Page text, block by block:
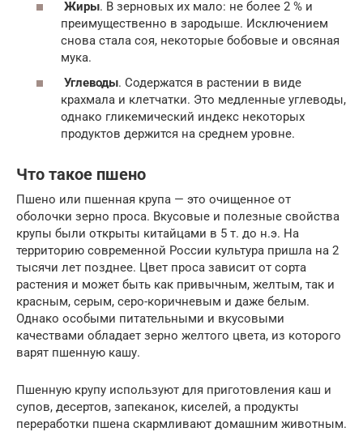
Жиры. В зерновых их мало: не более 2 % и
преимущественно в зародыше. Исключением
снова стала соя, некоторые бобовые и овсяная
мука.
Углеводы. Содержатся в растении в виде
крахмала и клетчатки. Это медленные углеводы,
однако гликемический индекс некоторых
продуктов держится на среднем уровне.
Что такое пшено
Пшено или пшенная крупа — это очищенное от
оболочки зерно проса. Вкусовые и полезные свойства
крупы были открыты китайцами в 5 т. до н.э. На
территорию современной России культура пришла на 2
тысячи лет позднее. Цвет проса зависит от сорта
растения и может быть как привычным, желтым, так и
красным, серым, серо-коричневым и даже белым.
Однако особыми питательными и вкусовыми
качествами обладает зерно желтого цвета, из которого
варят пшенную кашу.
Пшенную крупу используют для приготовления каш и
супов, десертов, запеканок, киселей, а продукты
переработки пшена скармливают домашним животным.